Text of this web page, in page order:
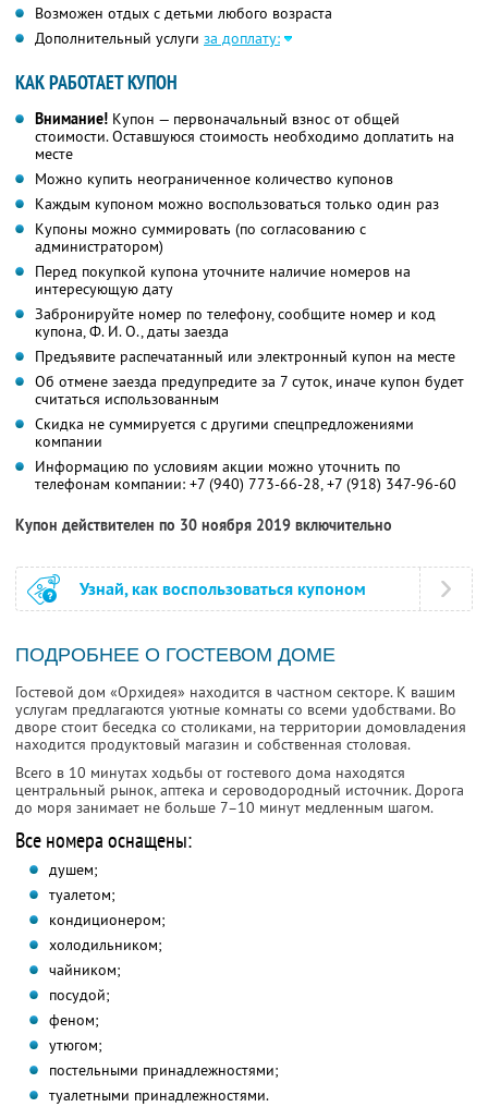
Возможен отдых с детьми любого возраста
Дополнительный услуги за доплату:
КАК РАБОТАЕТ КУПОН
Внимание! Купон — первоначальный взнос от общей
стоимости. Оставшуюся стоимость необходимо доплатить на
месте
Можно купить неограниченное количество купонов
Каждым купоном можно воспользоваться только один раз
Купоны можно суммировать (по согласованию с
администратором)
Перед покупкой купона уточните наличие номеров на
интересующую дату
Забронируйте номер по телефону, сообщите номер и код
купона,Ф. И. О.,даты заезда
Предъявите распечатанный или электронный купон на месте
Об отмене заезда предупредите за 7 суток, иначе купон будет
считаться использованным
Скидка не суммируется с другими спецпредложениями
компании
Информацию по условиям акции можно уточнить по
телефонам компании: +7 (940) 773-66-28, +7 (918) 347-96-60
Купон действителен по 30 ноября 2019 включительно
Узнай, как воспользоваться купоном
ПОДРОБНЕЕ О ГОСТЕВОМ ДОМЕ
Гостевой дом «Орхидея» находится в частном секторе. К вашим
услугам предлагаются уютные комнаты со всеми удобствами. Во
дворе стоит беседка со столиками, на территории домовладения
находится продуктовый магазин и собственная столовая.
Всего в 10 минутах ходьбы от гостевого дома находятся
центральный рынок, аптека и сероводородный источник. Дорога
до моря занимает не больше 7–10 минут медленным шагом.
Все номера оснащены:
душем;
туалетом;
кондиционером;
холодильником;
чайником;
посудой;
феном;
утюгом;
постельными принадлежностями;
туалетными принадлежностями.